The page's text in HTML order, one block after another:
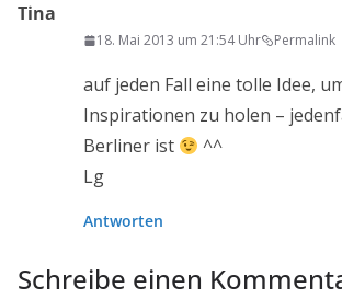
Tina
18. Mai 2013 um 21:54 Uhr Permalink
auf jeden Fall eine tolle Idee,
Inspirationen zu holen –
Berliner ist
^^
Lg
Antworten
Schreibe einen